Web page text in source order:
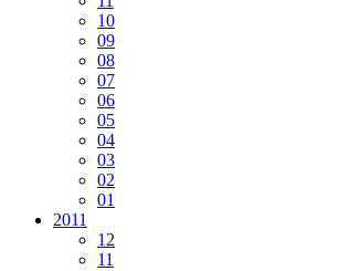
10
09
08
07
06
05
04
03
02
01
2011
12
11